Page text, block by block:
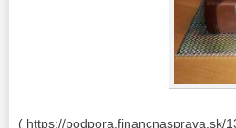
( https://podpora.financnasprava.sk/